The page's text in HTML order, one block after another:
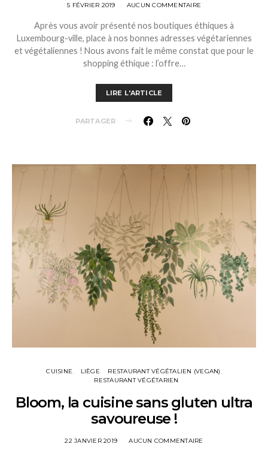
5 FÉVRIER 2019 AUCUN COMMENTAIRE
Après vous avoir présenté nos boutiques éthiques à
Luxembourg-ville, place à nos bonnes adresses végétariennes
et végétaliennes ! Nous avons fait le même constat que pour le
shopping éthique : l’offre…
LIRE L'ARTICLE
PARTAGER
CUISINE LIÈGE
RESTAURANT VÉGÉTALIEN (VEGAN)
RESTAURANT VÉGÉTARIEN
Bloom, la cuisine sans gluten ultra
savoureuse !
22 JANVIER 2019 AUCUN COMMENTAIRE